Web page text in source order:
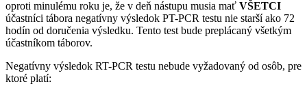
oproti minulému roku je, že v deň nástupu musia mať VŠETCI
účastníci tábora negatívny výsledok PT-PCR testu nie starší ako 72
hodín od doručenia výsledku. Tento test bude preplácaný všetkým
účastníkom táborov.
Negatívny výsledok RT-PCR testu nebude vyžadovaný od osôb, pre
ktoré platí: